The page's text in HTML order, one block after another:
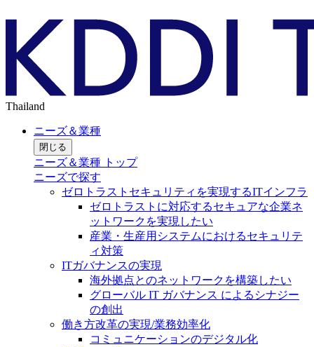
Thailand
ニーズ＆業種
閉じる
ニーズ＆業種 トップ
ニーズで探す
ゼロトラストセキュリティを実現するITインフラ
ゼロトラストに対応するセキュアな企業ネ
ットワークを実現したい
産業・生産用システムにおけるセキュリテ
ィ対策
ITガバナンスの実現
海外拠点とのネットワークを構築したい
グローバル IT ガバナンス によるシナジー
の創出
働き方改革の実現/業務効率化
コミュニケーションのデジタル化